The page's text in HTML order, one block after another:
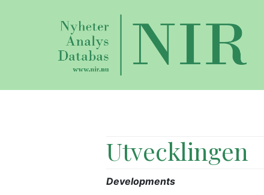
Utvecklingen
Developments